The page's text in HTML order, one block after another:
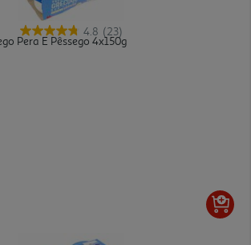
4.8 (23)
Pera E Pêssego 4x150g